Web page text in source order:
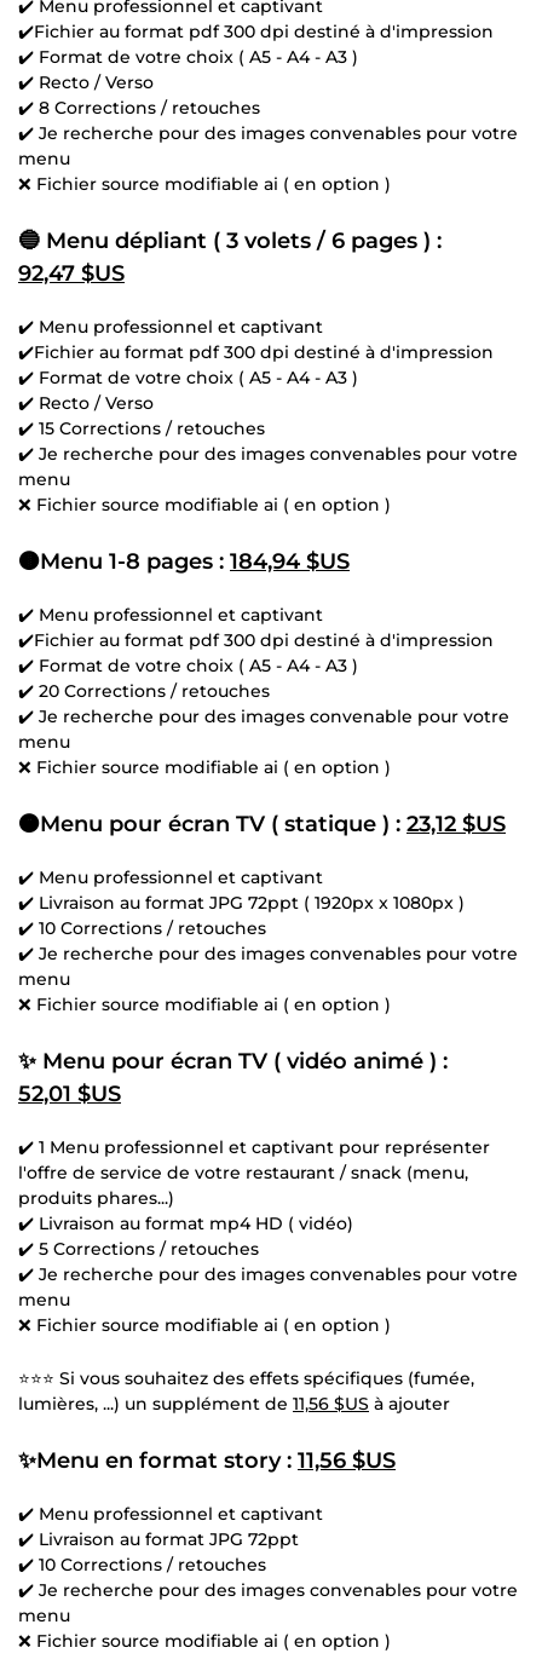
✔️ Menu professionnel et captivant
✔️Fichier au format pdf 300 dpi destiné à d'impression
✔️ Format de votre choix ( A5 - A4 - A3 )
✔️ Recto / Verso
✔️ 8 Corrections / retouches
✔️ Je recherche pour des images convenables pour votre
menu
❌ Fichier source modifiable ai ( en option )
🔵 Menu dépliant ( 3 volets / 6 pages ) :
92,47 $US
✔️ Menu professionnel et captivant
✔️Fichier au format pdf 300 dpi destiné à d'impression
✔️ Format de votre choix ( A5 - A4 - A3 )
✔️ Recto / Verso
✔️ 15 Corrections / retouches
✔️ Je recherche pour des images convenables pour votre
menu
❌ Fichier source modifiable ai ( en option )
🟤Menu 1-8 pages : 184,94 $US
✔️ Menu professionnel et captivant
✔️Fichier au format pdf 300 dpi destiné à d'impression
✔️ Format de votre choix ( A5 - A4 - A3 )
✔️ 20 Corrections / retouches
✔️ Je recherche pour des images convenable pour votre
menu
❌ Fichier source modifiable ai ( en option )
🟠Menu pour écran TV ( statique ) : 23,12 $US
✔️ Menu professionnel et captivant
✔️ Livraison au format JPG 72ppt ( 1920px x 1080px )
✔️ 10 Corrections / retouches
✔️ Je recherche pour des images convenables pour votre
menu
❌ Fichier source modifiable ai ( en option )
✨ Menu pour écran TV ( vidéo animé ) :
52,01 $US
✔️ 1 Menu professionnel et captivant pour représenter
l'offre de service de votre restaurant / snack (menu,
produits phares...)
✔️ Livraison au format mp4 HD ( vidéo)
✔️ 5 Corrections / retouches
✔️ Je recherche pour des images convenables pour votre
menu
❌ Fichier source modifiable ai ( en option )
⭐⭐⭐ Si vous souhaitez des effets spécifiques (fumée,
lumières, ...) un supplément de 11,56 $US à ajouter
✨Menu en format story : 11,56 $US
✔️ Menu professionnel et captivant
✔️ Livraison au format JPG 72ppt
✔️ 10 Corrections / retouches
✔️ Je recherche pour des images convenables pour votre
menu
❌ Fichier source modifiable ai ( en option )